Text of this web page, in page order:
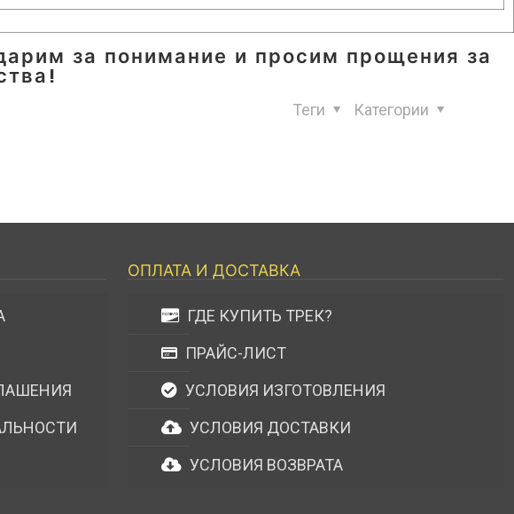
за понимание и просим прощения за
Категории
Теги
ОПЛАТА И ДОСТАВКА
ГДЕ КУПИТЬ ТРЕК?
ПРАЙС-ЛИСТ
УСЛОВИЯ ИЗГОТОВЛЕНИЯ
УСЛОВИЯ ДОСТАВКИ
УСЛОВИЯ ВОЗВРАТА